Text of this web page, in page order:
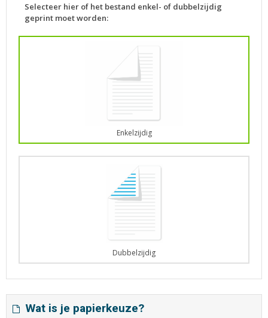
Selecteer hier of het bestand enkel- of dubbelzijdig
geprint moet worden:
Enkelzijdig
Dubbelzijdig
Wat is je papierkeuze?